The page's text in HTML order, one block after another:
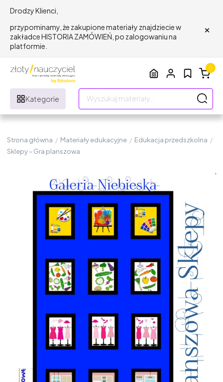
Drodzy Klienci,
przypominamy, że zakupione materiały znajdziecie w
zakładce HISTORIA ZAMÓWIEŃ, po zalogowaniu na
platformie.
×
Kategorie
0
Strona główna / Materiały edukacyjne / Edukacja przedszkolna /
Sklepy – Gra planszowa